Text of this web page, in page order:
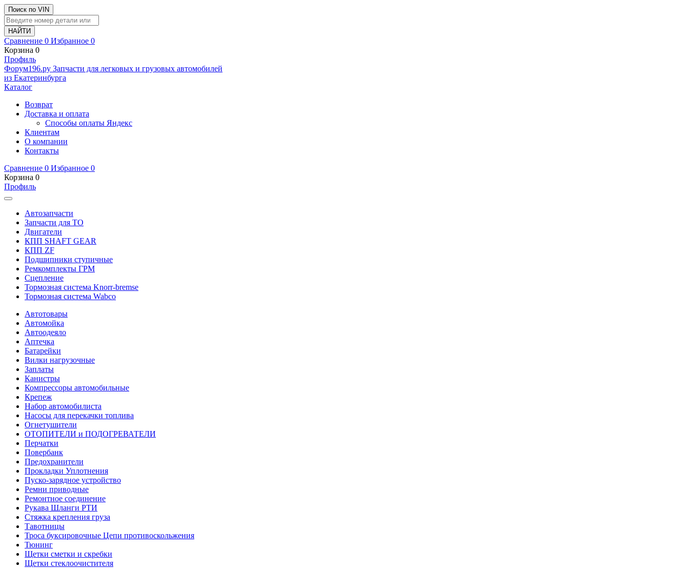
Поиск по VIN
Сравнение 0 Избранное 0
Корзина 0
Профиль
Фoрум196.ру Запчасти для легковых и грузовых автомобилей
из Екатеринбурга
Каталог
Возврат
Доставка и оплата
Способы оплаты Яндекс
Клиентам
О компании
Контакты
Сравнение 0 Избранное 0
Корзина 0
Профиль
Автозапчасти
Запчасти для ТО
Двигатели
КПП SHAFT GEAR
КПП ZF
Подшипники ступичные
Ремкомплекты ГРМ
Сцепление
Тормозная система Knorr-bremse
Тормозная система Wabco
Автотовары
Автомойка
Автоодеяло
Аптечка
Батарейки
Вилки нагрузочные
Заплаты
Канистры
Компрессоры автомобильные
Крепеж
Набор автомобилиста
Насосы для перекачки топлива
Огнетушители
ОТОПИТЕЛИ и ПОДОГРЕВАТЕЛИ
Перчатки
Повербанк
Предохранители
Прокладки Уплотнения
Пуско-зарядное устройство
Ремни приводные
Ремонтное соединение
Рукава Шланги РТИ
Стяжка крепления груза
Тавотницы
Троса буксировочные Цепи противоскольжения
Тюнинг
Щетки сметки и скребки
Щетки стеклоочистителя